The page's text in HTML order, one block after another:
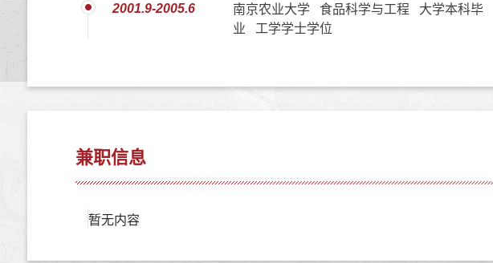
2001.9-2005.6
南京农业大学 食品科学与工程 大学本科毕
业 工学学士学位
兼职信息
暂无内容